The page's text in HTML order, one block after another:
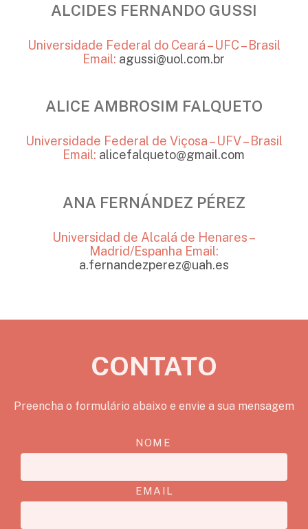
ALCIDES FERNANDO GUSSI
Universidade Federal do Ceará – UFC – Brasil
Email: agussi@uol.com.br
ALICE AMBROSIM FALQUETO
Universidade Federal de Viçosa – UFV – Brasil
Email: alicefalqueto@gmail.com
ANA FERNÁNDEZ PÉREZ
Universidad de Alcalá de Henares –
Madrid/Espanha Email:
a.fernandezperez@uah.es
CONTATO
Preencha o formulário abaixo e envie a sua mensagem
NOME
EMAIL